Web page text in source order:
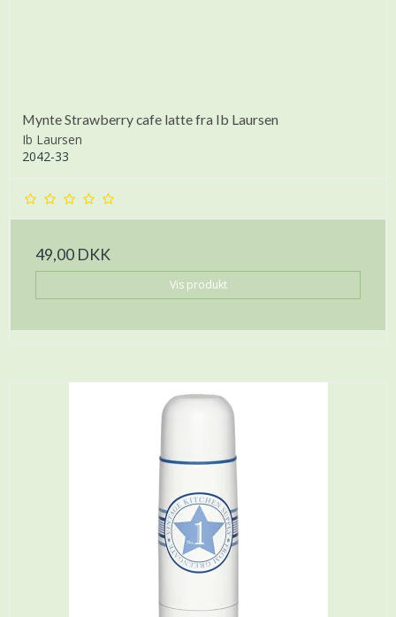
Mynte Strawberry cafe latte fra Ib Laursen
Ib Laursen
2042-33
49,00 DKK
Vis produkt